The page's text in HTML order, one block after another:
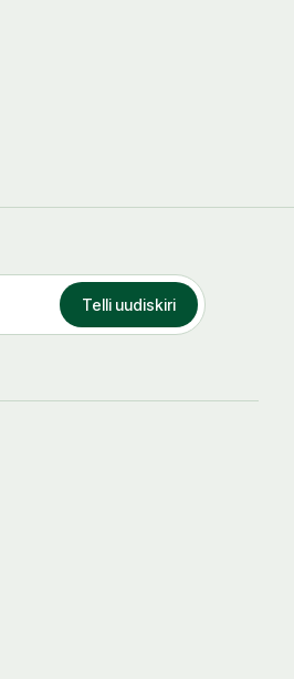
Telli uudiskiri